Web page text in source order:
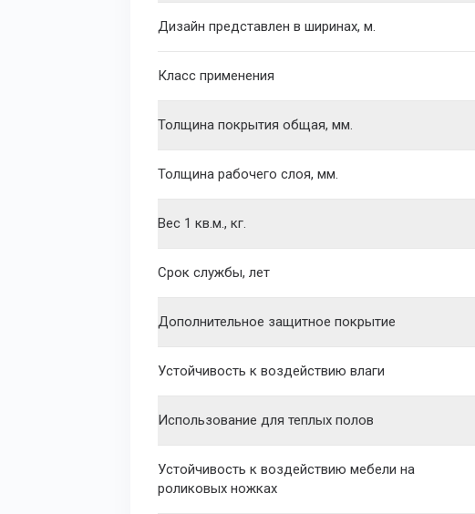
Дизайн представлен в ширинах, м.
Класс применения
Толщина покрытия общая, мм.
Толщина рабочего слоя, мм.
Вес 1 кв.м., кг.
Срок службы, лет
Дополнительное защитное покрытие
Устойчивость к воздействию влаги
Использование для теплых полов
Устойчивость к воздействию мебели на
роликовых ножках